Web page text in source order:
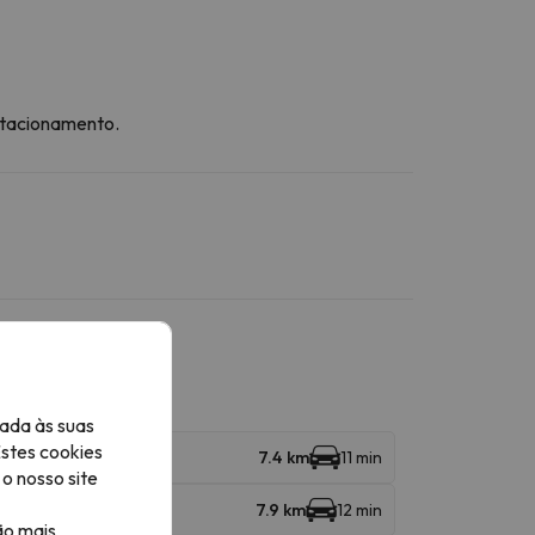
7.4 km 11 min
7.9 km 12 min
às suas
cookies
nosso site
mais